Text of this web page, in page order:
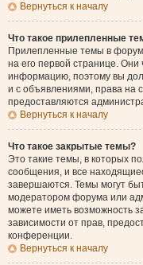
Вернуться к началу
Что такое прилепленные
Прилепленные темы в
на его первой странице.
информацию, поэтому вы
и с объявлениями, права на
предоставляются
Вернуться к началу
Что такое закрытые темы?
Это такие темы, в которых
сообщения, и все
завершаются. Темы могут
модератором форума или
можете иметь возможность
зависимости от прав,
конференции.
Вернуться к началу